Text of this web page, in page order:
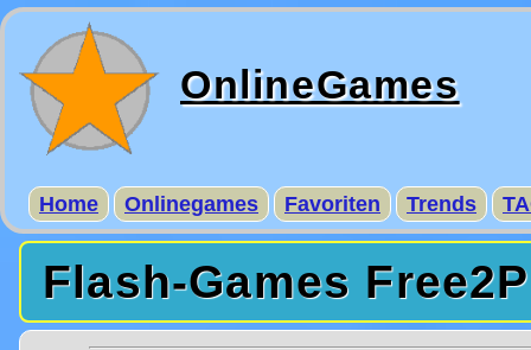
OnlineGames
Home Onlinegames Favoriten Trends
Flash-Games